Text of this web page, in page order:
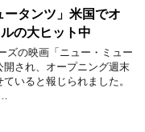
ータンツ」米国でオ
の大ヒット中
ズの映画「ニュー・ミュー
開され、オープニング週末
いると報じられました。